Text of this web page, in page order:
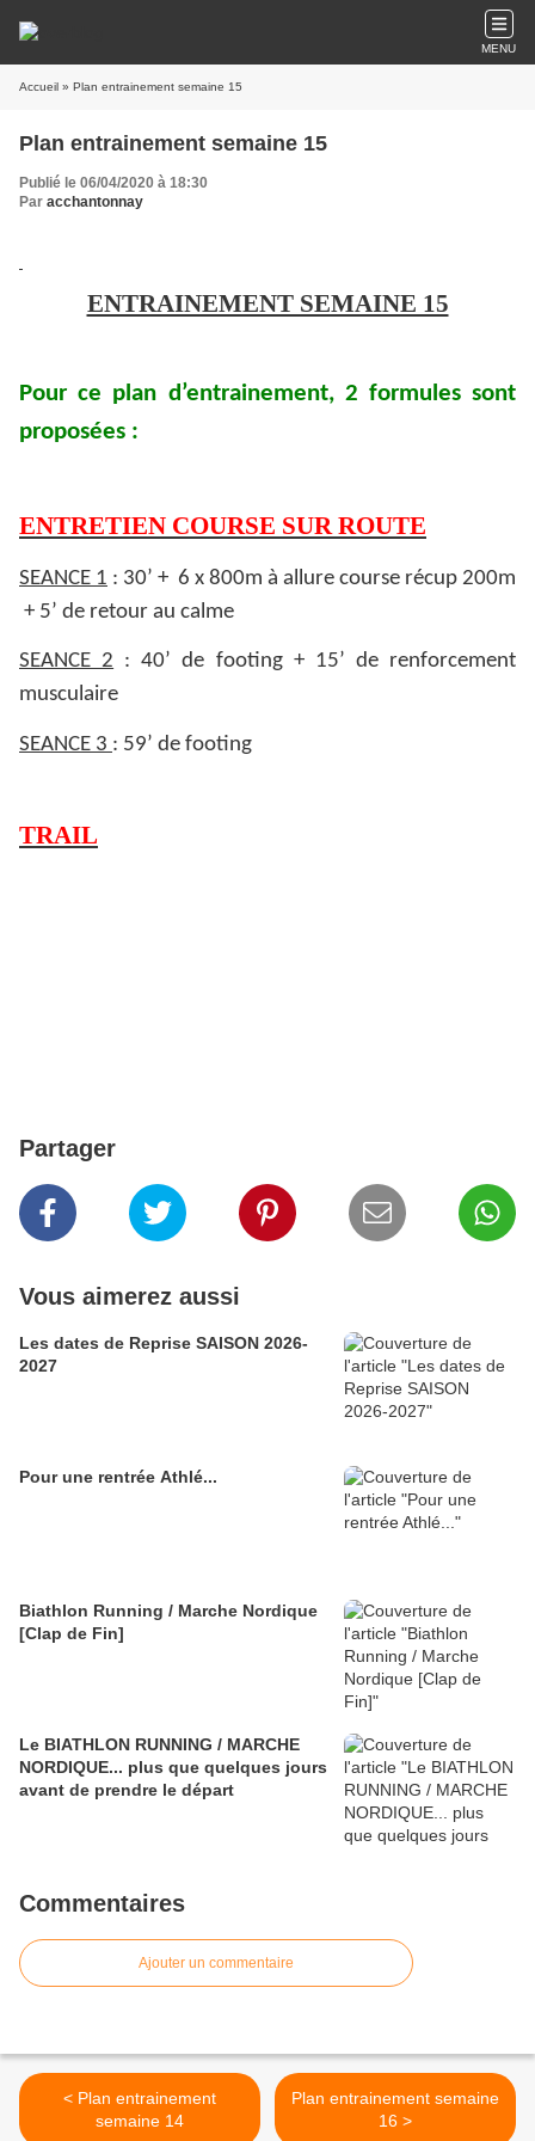
MENU
Accueil » Plan entrainement semaine 15
Plan entrainement semaine 15
Publié le 06/04/2020 à 18:30
Par acchantonnay
ENTRAINEMENT SEMAINE 15
Pour ce plan d’entrainement, 2 formules sont
proposées :
ENTRETIEN COURSE SUR ROUTE
SEANCE 1 : 30’ + 6 x 800m à allure course récup 200m
+ 5’ de retour au calme
SEANCE 2 : 40’ de footing + 15’ de renforcement
musculaire
SEANCE 3 : 59’ de footing
TRAIL
Partager
Vous aimerez aussi
Les dates de Reprise SAISON 2026-
2027
Pour une rentrée Athlé...
Biathlon Running / Marche Nordique
[Clap de Fin]
Le BIATHLON RUNNING / MARCHE
NORDIQUE... plus que quelques jours
avant de prendre le départ
Commentaires
Ajouter un commentaire
< Plan entrainement
semaine 14
Plan entrainement semaine
16 >